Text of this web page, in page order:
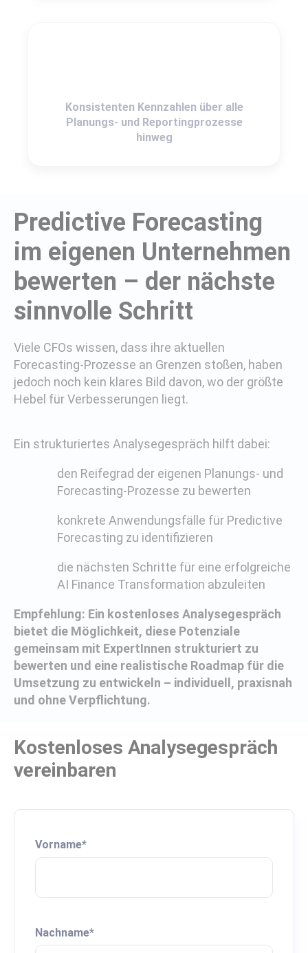
Konsistenten Kennzahlen über alle
Planungs- und Reportingprozesse
hinweg
Predictive Forecasting
im eigenen Unternehmen
bewerten – der nächste
sinnvolle Schritt
Viele CFOs wissen, dass ihre aktuellen
Forecasting-Prozesse an Grenzen stoßen, haben
jedoch noch kein klares Bild davon, wo der größte
Hebel für Verbesserungen liegt.
Ein strukturiertes Analysegespräch hilft dabei:
den Reifegrad der eigenen Planungs- und
Forecasting-Prozesse zu bewerten
konkrete Anwendungsfälle für Predictive
Forecasting zu identifizieren
die nächsten Schritte für eine erfolgreiche
AI Finance Transformation abzuleiten
Empfehlung: Ein kostenloses Analysegespräch
bietet die Möglichkeit, diese Potenziale
gemeinsam mit ExpertInnen strukturiert zu
bewerten und eine realistische Roadmap für die
Umsetzung zu entwickeln – individuell, praxisnah
und ohne Verpflichtung.
Kostenloses Analysegespräch
vereinbaren
Vorname*
Nachname*